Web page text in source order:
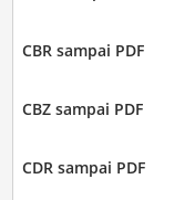
CBR sampai PDF
CBZ sampai PDF
CDR sampai PDF